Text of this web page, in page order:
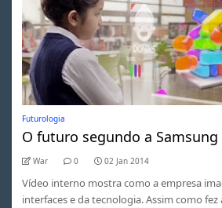
Futurologia
O futuro segundo a Samsung
War 0 02 Jan 2014
Vídeo interno mostra como a empresa
interfaces e da tecnologia. Assim como fez